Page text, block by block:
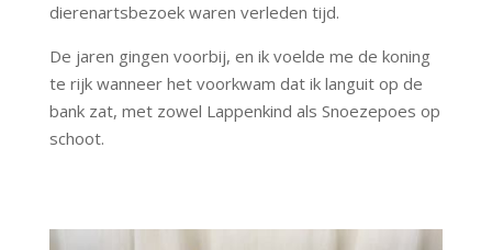
dierenartsbezoek waren verleden tijd.
De jaren gingen voorbij, en ik voelde me de koning
te rijk wanneer het voorkwam dat ik languit op de
bank zat, met zowel Lappenkind als Snoezepoes op
schoot.